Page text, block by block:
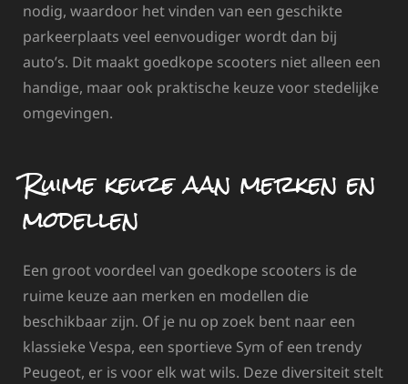
nodig, waardoor het vinden van een geschikte
parkeerplaats veel eenvoudiger wordt dan bij
auto’s. Dit maakt goedkope scooters niet alleen een
handige, maar ook praktische keuze voor stedelijke
omgevingen.
Ruime keuze aan merken en
modellen
Een groot voordeel van goedkope scooters is de
ruime keuze aan merken en modellen die
beschikbaar zijn. Of je nu op zoek bent naar een
klassieke Vespa, een sportieve Sym of een trendy
Peugeot, er is voor elk wat wils. Deze diversiteit stelt